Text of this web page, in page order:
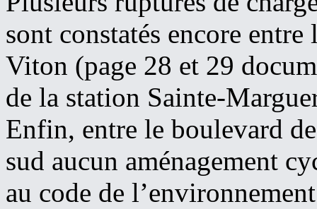
sont constatés encore entre
Viton (page 28 et 29
de la station Sainte-
Enfin, entre le boulevard
sud aucun aménagement
au code de